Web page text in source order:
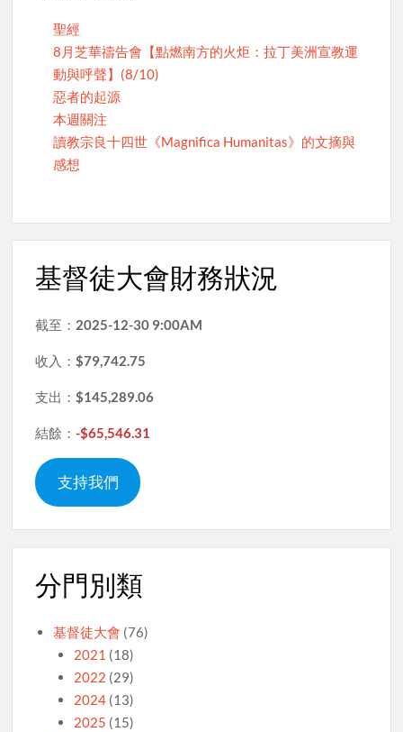
聖經
8月芝華禱告會【點燃南方的火炬：拉丁美洲宣教運
動與呼聲】(8/10)
惡者的起源
本週關注
讀教宗良十四世《Magnifica Humanitas》的文摘與
感想
基督徒大會財務狀況
截至： 2025-12-30 9:00AM
收入：$79,742.75
支出：$145,289.06
結餘：-$65,546.31
支持我們
分門別類
基督徒大會 (76)
2021 (18)
2022 (29)
2024(13)
2025 (15)